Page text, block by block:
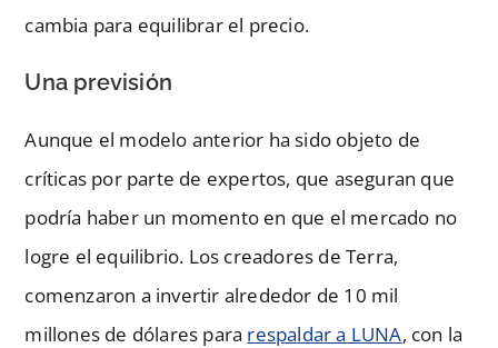
cambia para equilibrar el precio.
Una previsión
Aunque el modelo anterior ha sido objeto de
críticas por parte de expertos, que aseguran que
podría haber un momento en que el mercado no
logre el equilibrio. Los creadores de Terra,
comenzaron a invertir alrededor de 10 mil
millones de dólares para respaldar a LUNA, con la